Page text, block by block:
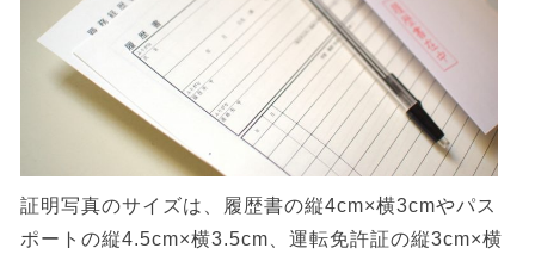
証明写真のサイズは、履歴書の縦4cm×横3cmやパス
ポートの縦4.5cm×横3.5cm、運転免許証の縦3cm×横